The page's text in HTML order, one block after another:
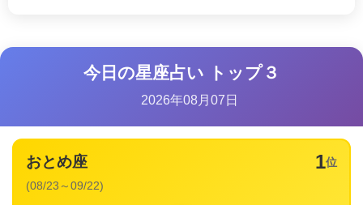
今日の星座占い トップ３
2026年08月07日
1位
おとめ座
(08/23～09/22)